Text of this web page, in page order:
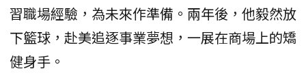
習職場經驗，為未來作準備。兩年後，他毅然放
下籃球，赴美追逐事業夢想，一展在商場上的矯
健身手。